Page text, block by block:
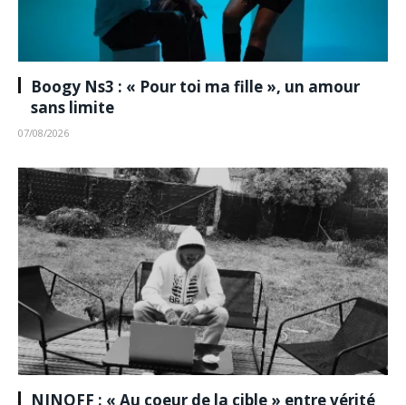
Boogy Ns3 : « Pour toi ma fille », un amour
sans limite
07/08/2026
NINOFF : « Au coeur de la cible » entre vérité